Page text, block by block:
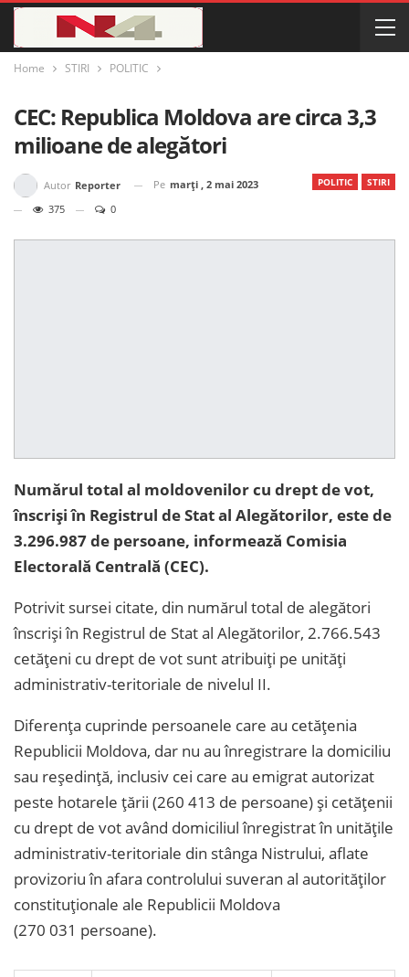
Home STIRI POLITIC
CEC: Republica Moldova are circa 3,3
milioane de alegători
POLITIC STIRI
Autor Reporter Pe marți , 2 mai 2023
375
0
Numărul total al moldovenilor cu drept de vot,
înscriși în Registrul de Stat al Alegătorilor, este de
3.296.987 de persoane, informează Comisia
Electorală Centrală (CEC).
Potrivit sursei citate, din numărul total de alegători
înscriși în Registrul de Stat al Alegătorilor, 2.766.543
cetățeni cu drept de vot sunt atribuiți pe unități
administrativ-teritoriale de nivelul II.
Diferența cuprinde persoanele care au cetățenia
Republicii Moldova, dar nu au înregistrare la domiciliu
sau reședință, inclusiv cei care au emigrat autorizat
peste hotarele țării (260 413 de persoane) și cetățenii
cu drept de vot având domiciliul înregistrat în unitățile
administrativ-teritoriale din stânga Nistrului, aflate
provizoriu în afara controlului suveran al autorităților
constituționale ale Republicii Moldova
(270 031 persoane).